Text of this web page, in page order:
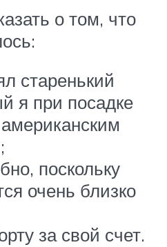
о том, что
старенький
я при посадке
поскольку
очень близко
за свой счет.